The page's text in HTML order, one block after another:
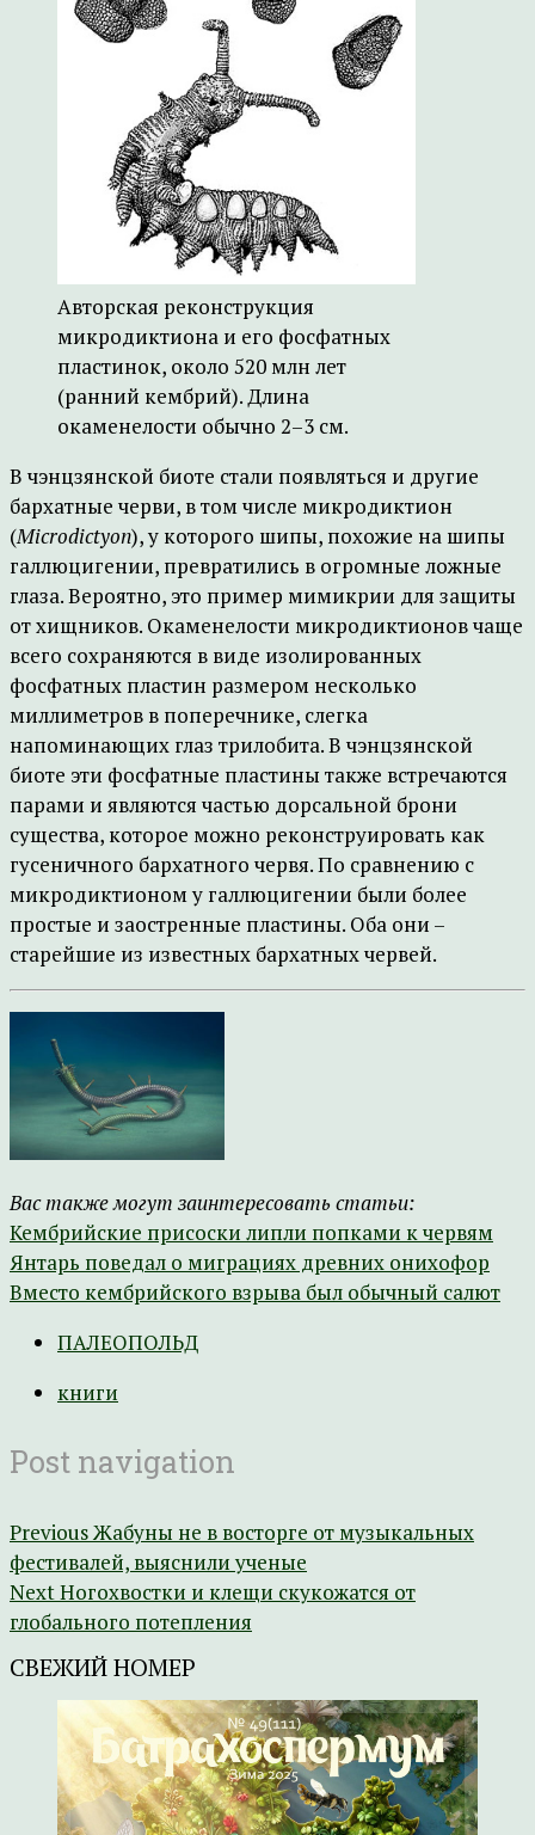
Авторская реконструкция
микродиктиона и его фосфатных
пластинок, около 520 млн лет
(ранний кембрий). Длина
окаменелости обычно 2–3 см.
В чэнцзянской биоте стали появляться и другие
бархатные черви, в том числе микродиктион
(Microdictyon), у которого шипы, похожие на шипы
галлюцигении, превратились в огромные ложные
глаза. Вероятно, это пример мимикрии для защиты
от хищников. Окаменелости микродиктионов чаще
всего сохраняются в виде изолированных
фосфатных пластин размером несколько
миллиметров в поперечнике, слегка
напоминающих глаз трилобита. В чэнцзянской
биоте эти фосфатные пластины также встречаются
парами и являются частью дорсальной брони
существа, которое можно реконструировать как
гусеничного бархатного червя. По сравнению с
микродиктионом у галлюцигении были более
простые и заостренные пластины. Оба они –
старейшие из известных бархатных червей.
Вас также могут заинтересовать статьи:
Кембрийские присоски липли попками к червям
Янтарь поведал о миграциях древних онихофор
Вместо кембрийского взрыва был обычный салют
ПАЛЕОПОЛЬД
книги
Post navigation
PreviousЖабуны не в восторге от музыкальных
фестивалей, выяснили ученые
NextНогохвостки и клещи скукожатся от
глобального потепления
СВЕЖИЙ НОМЕР